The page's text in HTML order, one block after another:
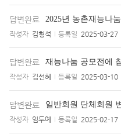
답변완료 2025년 농촌재능나
작성자 김형석 등록일 2025-03-27
답변완료 재능나눔 공모전에
작성자 김선혜 등록일 2025-03-10
답변완료 일반회원 단체회원
작성자 임두예 등록일 2025-02-17